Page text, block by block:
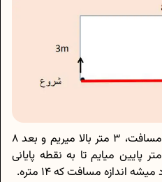
الان در این مثال، برای محاسبه مسافت، 3 متر بالا میریم و بعد 8
متر رو طی می‌کنیم و دوباره 3 متر پایین میایم تا به نقطه پایانی